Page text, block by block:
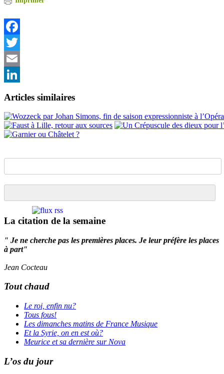
Facebook
Twitter
Email
Articles similaires
La citation de la semaine
" Je ne cherche pas les premières places. Je leur préfère les places
à part"
Jean Cocteau
Tout chaud
Le roi, enfin nu?
Tous fous!
Les dimanches matins de France Musique
Et la Syrie, on en est où?
Meurice et sa dernière sur Nova
L’os du jour